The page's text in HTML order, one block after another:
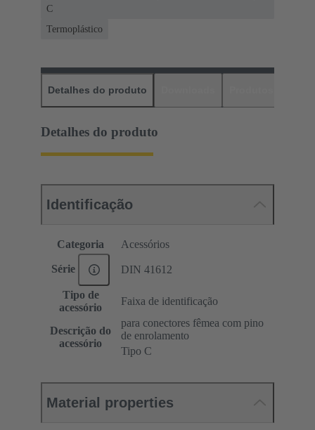
C
Termoplástico
Detalhes do produto
Detalhes do produto
Identificação
Categoria Acessórios
Série DIN 41612
Tipo de
acessório
Faixa de identificação
Descrição do
acessório
para conectores fêmea com pino
de enrolamento
Tipo C
Material properties